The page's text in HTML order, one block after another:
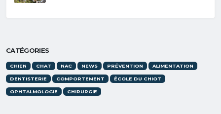
CATÉGORIES
CHIEN CHAT NAC NEWS PRÉVENTION ALIMENTATION
DENTISTERIE COMPORTEMENT ÉCOLE DU CHIOT
OPHTALMOLOGIE CHIRURGIE